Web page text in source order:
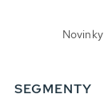
Novinky
SEGMENTY